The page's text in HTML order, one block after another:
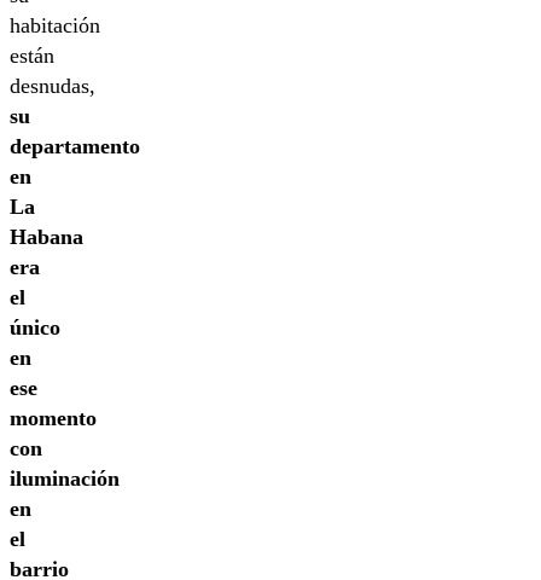
habitación
están
desnudas,
su
departamento
en
La
Habana
era
el
único
en
ese
momento
con
iluminación
en
el
barrio